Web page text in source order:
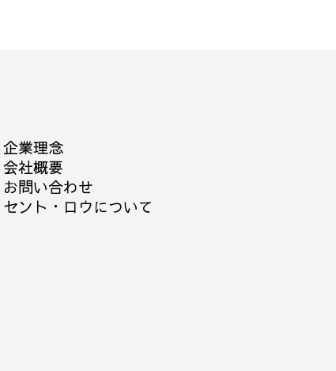
企業理念
会社概要
お問い合わせ
セント・ロウについて